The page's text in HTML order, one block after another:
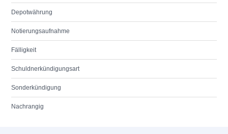
Depotwährung
Notierungsaufnahme
Fälligkeit
Schuldnerkündigungsart
Sonderkündigung
Nachrangig